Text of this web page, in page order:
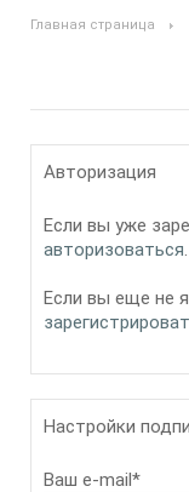
Главная страница
Авторизация
Если вы уже
авторизоваться.
Если вы еще не
Настройки
Ваш e-mail*